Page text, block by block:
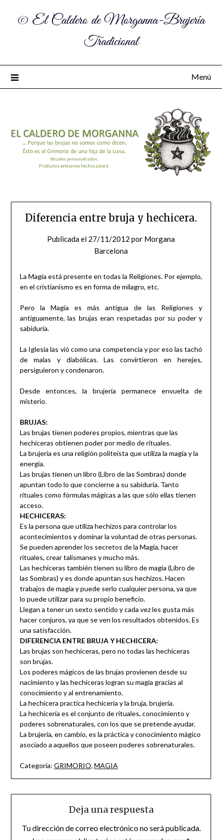
© El Caldero de Morganna-Brujería
Tradicional
Menú
Diferencia entre bruja y hechicera.
Publicada el 27/11/2012 por Morgana
Barcelona
La Magia está presente en todas la Religiones. Por ejemplo,
en el cristianismo es en forma de milagro, etc.
Pero la Magia es más antigua de las Religiones y
antiguamente, las brujas eran respetadas por su poder y
sabiduría.
La Iglesia las vió como una competencia y por eso las tachó
de malas y diabólicas. Las convirtieron en herejes,
persiguieron y condenaron.
Desde entonces, la brujería permanece envuelta de
misterio.
BRUJAS:
Las brujas tienen poderes propios, mientras que las
hechiceras obtienen poder por medio de rituales.
La brujería es una religión politeísta que utiliza la magia y la
energía.
Las brujas tienen un libro (Libro de las Sombras) donde
apuntan todo lo que concierne a su sabiduría. Tanto
rituales como fórmulas mágicas a las que sólo ellas tienen
acceso.
HECHICERAS:
Es la persona que utiliza hechizos para controlar los
acontecimientos y dominar la voluntad de otras personas.
Se pueden aprender los secretos de la Magia, hacer
rituales, crear talismanes y mucho más.
Las hechiceras también tienen su libro de magia (Libro de
las Sombras) y es donde apuntan sus hechizos. Hacen
trabajos de magia y puede serlo cualquier persona, ya que
lo puede utilizar para su propio beneficio.
Llegan a tener un sexto sentido y cada vez les gusta más
hacer conjuros, ya que se ven los resultados obtenidos. Es
una satisfacción.
DIFERENCIA ENTRE BRUJA Y HECHICERA:
Las brujas son hechiceras, pero no todas las hechiceras
son brujas.
Los poderes mágicos de las brujas provienen desde su
nacimiento y las hechiceras logran su magia gracias al
conocimiento y al entrenamiento.
La hechicera practica hechicería y la bruja, brujería.
La hechicería es el conjunto de rituales, conocimiento y
poderes sobrenaturales, con los que se pretende ayudar.
La brujería, en cambio, es la práctica y conocimiento mágico
asociado a aquellos que poseen poderes sobrenaturales.
Categoría: GRIMORIO, MAGIA
Deja una respuesta
Tu dirección de correo electrónico no será publicada.